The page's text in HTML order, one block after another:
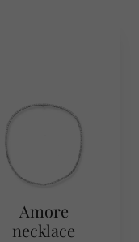
Amore
necklace